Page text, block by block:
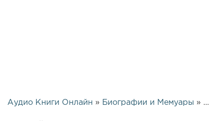
Аудио Книги Онлайн » Биографии и Мемуары » Фостер Джо – Изобретатель кроссовок. История основателя Reebok | 25676